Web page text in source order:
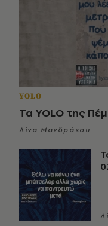
YOLO
Τα YOLO της
Λίνα Μανδράκου